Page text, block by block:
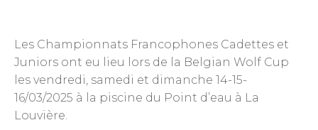
Les Championnats Francophones Cadettes et
Juniors ont eu lieu lors de la Belgian Wolf Cup
les vendredi, samedi et dimanche 14-15-
16/03/2025 à la piscine du Point d’eau à La
Louvière.